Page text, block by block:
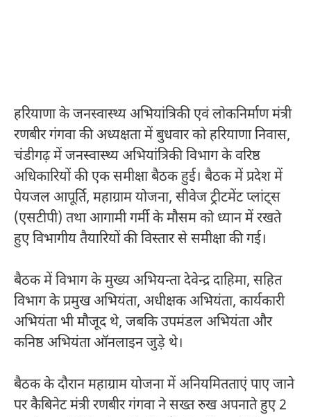
हरियाणा के जनस्वास्थ्य अभियांत्रिकी एवं लोकनिर्माण मंत्री
रणबीर गंगवा की अध्यक्षता में बुधवार को हरियाणा निवास,
चंडीगढ़ में जनस्वास्थ्य अभियांत्रिकी विभाग के वरिष्ठ
अधिकारियों की एक समीक्षा बैठक हुई। बैठक में प्रदेश में
पेयजल आपूर्ति, महाग्राम योजना, सीवेज ट्रीटमेंट प्लांट्स
(एसटीपी) तथा आगामी गर्मी के मौसम को ध्यान में रखते
हुए विभागीय तैयारियों की विस्तार से समीक्षा की गई।
बैठक में विभाग के मुख्य अभियन्ता देवेन्द्र दाहिमा, सहित
विभाग के प्रमुख अभियंता, अधीक्षक अभियंता, कार्यकारी
अभियंता भी मौजूद थे, जबकि उपमंडल अभियंता और
कनिष्ठ अभियंता ऑनलाइन जुड़े थे।
बैठक के दौरान महाग्राम योजना में अनियमितताएं पाए जाने
पर कैबिनेट मंत्री रणबीर गंगवा ने सख्त रुख अपनाते हुए 2